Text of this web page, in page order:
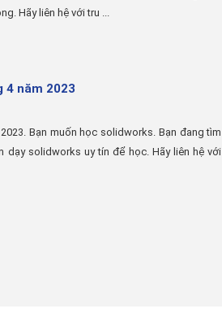
Hãy liên hệ với tru ...
4 năm 2023
Bạn muốn học solidworks. Bạn đang tìm
dạy solidworks uy tín để học. Hãy liên hệ với